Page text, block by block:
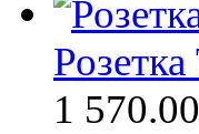
1 570.00